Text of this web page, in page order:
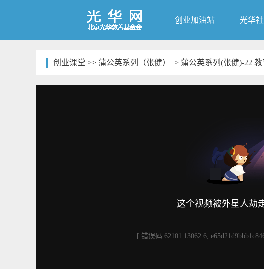
创业加油站 光华
创业课堂 >> 蒲公英系列（张健） > 蒲公英系列(张健)-22
这个视频被外星人劫
[ 错误码:62101.13062.6,